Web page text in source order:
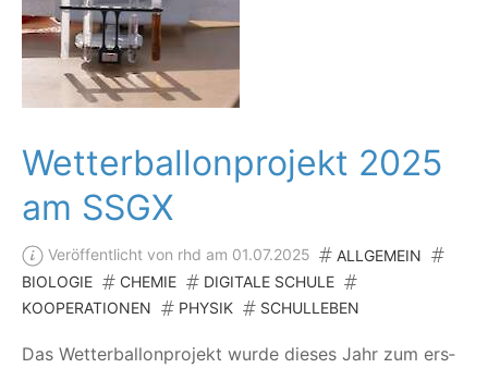
Wetterballonprojekt 2025
am SSGX
Veröffentlicht von rhd am 01.07.2025
ALLGEMEIN
BIOLOGIE
CHEMIE
DIGITALE SCHULE
KOOPERATIONEN
PHYSIK SCHULLEBEN
Das Wet­ter­bal­lon­pro­jekt wur­de die­ses Jahr zum ers­